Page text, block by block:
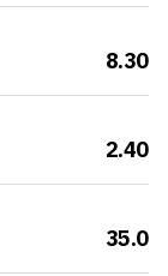
8.30
2.40
35.0